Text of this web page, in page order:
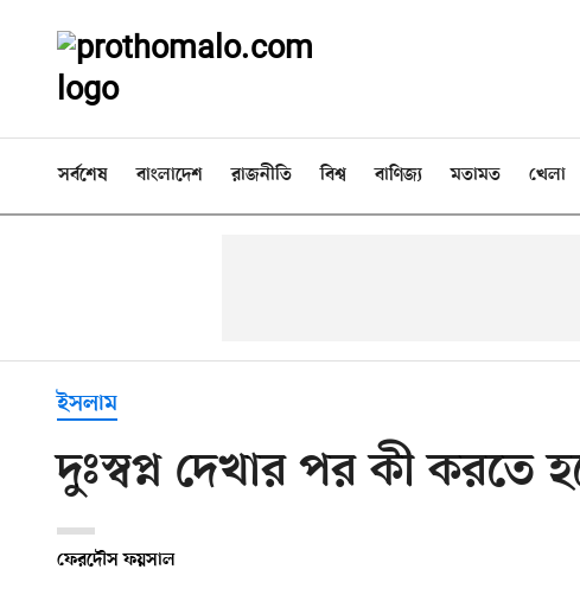
সর্বশেষ বাংলাদেশ রাজনীতি বিশ্ব বাণিজ্য মতামত খেলা
ইসলাম
দুঃস্বপ্ন দেখার পর কী করতে
ফেরদৌস ফয়সাল